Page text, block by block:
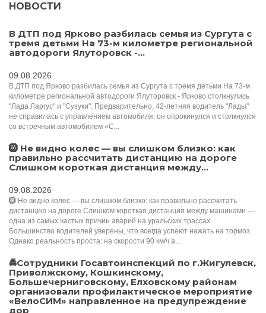
НОВОСТИ
В ДТП под Ярково разбилась семья из Сургута с
тремя детьми На 73-м километре региональной
автодороги Ялуторовск -...
09.08.2026
В ДТП под Ярково разбилась семья из Сургута с тремя детьми На 73-м
километре региональной автодороги Ялуторовск - Ярково столкнулись
"Лада Ларгус" и "Сузуки". Предварительно, 42-летняя водитель "Лады"
не справилась с управлением автомобиля, он опрокинулся и столкнулся
со встречным автомобилем «С...
🛞 Не видно колес — вы слишком близко: как
правильно рассчитать дистанцию на дороге
Слишком короткая дистанция между...
09.08.2026
🛞 Не видно колес — вы слишком близко: как правильно рассчитать
дистанцию на дороге Слишком короткая дистанция между машинами —
одна из самых частых причин аварий на уральских трассах.
Большинство водителей уверены, что всегда успеют нажать на тормоз.
Однако реальность проста: на скорости 90 км/ч а...
🚔Сотрудники Госавтоинспекций по г.Жигулевск,
Приволжскому, Кошкинскому,
Большечерниговскому, Елховскому районам
организовали профилактическое мероприятие
«ВелоСИМ» направленное на предупреждение
дор